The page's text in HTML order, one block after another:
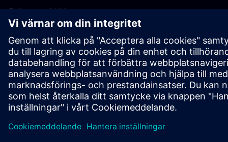
©Siemens2026
Sekretessmeddelande
Kakor meddelande
Användarvillkor
Digitalt ID